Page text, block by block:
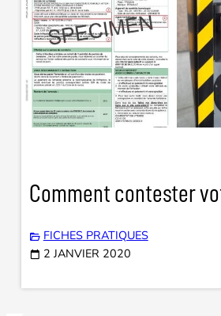
Comment contester
FICHES PRATIQUES
2 JANVIER 2020